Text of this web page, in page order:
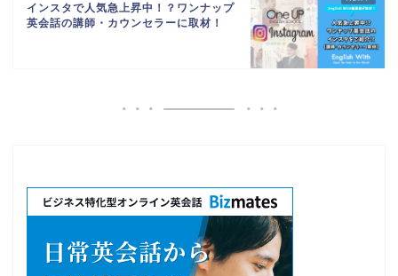
インスタで人気急上昇中！？ワンナップ
英会話の講師・カウンセラーに取材！